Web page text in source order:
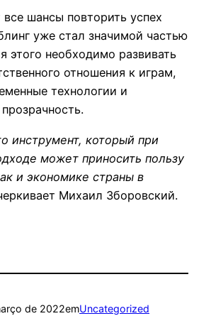
шансы повторить успех
уже стал значимой частью
этого необходимо развивать
отношения к играм,
технологии и
инструмент, который при
может приносить пользу
и экономике страны в
Михаил Зборовский.
de 2022emUncategorized